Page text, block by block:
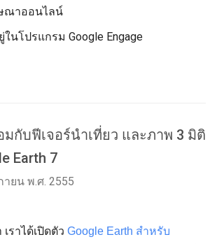
ณาออนไลน์
ในโปรแกรม Google Engage
กับฟีเจอร์นำเที่ยว และภาพ 3 มิติ
Earth 7
ยน พ.ศ. 2555
ราได้เปิดตัว Google Earth สำหรับ